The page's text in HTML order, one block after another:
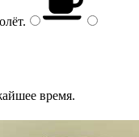
.
время.